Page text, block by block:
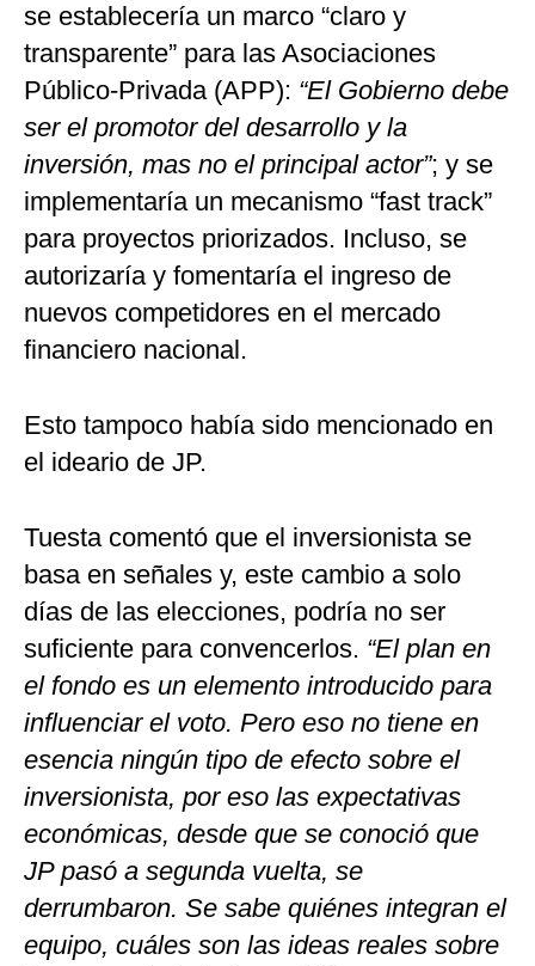
se establecería un marco “claro y
transparente” para las Asociaciones
Público-Privada (APP): “El Gobierno debe
ser el promotor del desarrollo y la
inversión, mas no el principal actor”; y se
implementaría un mecanismo “fast track”
para proyectos priorizados. Incluso, se
autorizaría y fomentaría el ingreso de
nuevos competidores en el mercado
financiero nacional.
Esto tampoco había sido mencionado en
el ideario de JP.
Tuesta comentó que el inversionista se
basa en señales y, este cambio a solo
días de las elecciones, podría no ser
suficiente para convencerlos. “El plan en
el fondo es un elemento introducido para
influenciar el voto. Pero eso no tiene en
esencia ningún tipo de efecto sobre el
inversionista, por eso las expectativas
económicas, desde que se conoció que
JP pasó a segunda vuelta, se
derrumbaron. Se sabe quiénes integran el
equipo, cuáles son las ideas reales sobre